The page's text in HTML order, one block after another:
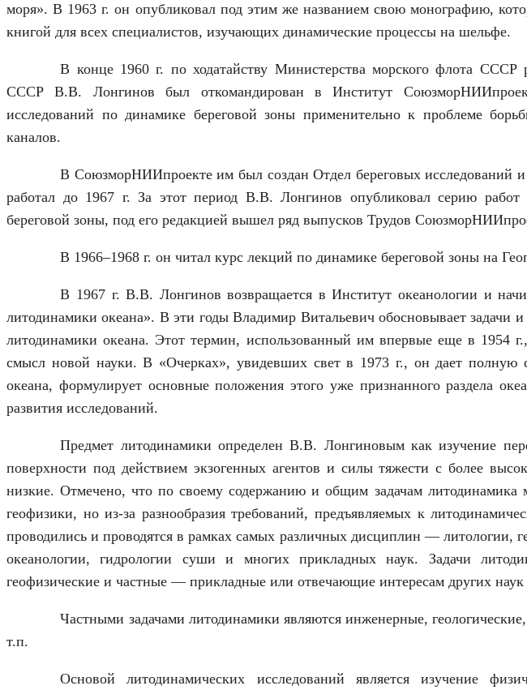
моря». В 1963 г. он опубликовал под этим же названием свою монографию,
книгой для всех специалистов, изучающих динамические процессы на шельфе.
В конце 1960 г. по ходатайству Министерства морского флота
СССР В.В. Лонгинов был откомандирован в Институт СоюзморНИИпроект
исследований по динамике береговой зоны применительно к проблеме
каналов.
В СоюзморНИИпроекте им был создан Отдел береговых исследований
работал до 1967 г. За этот период В.В. Лонгинов опубликовал серию
береговой зоны, под его редакцией вышел ряд выпусков Трудов
В 1966–1968 г. он читал курс лекций по динамике береговой зоны на
В 1967 г. В.В. Лонгинов возвращается в Институт океанологии и
литодинамики океана». В эти годы Владимир Витальевич обосновывает
литодинамики океана. Этот термин, использованный им впервые еще в 1954
смысл новой науки. В «Очерках», увидевших свет в 1973 г., он дает полную
океана, формулирует основные положения этого уже признанного раздела
развития исследований.
Предмет литодинамики определен В.В. Лонгиновым как изучение
поверхности под действием экзогенных агентов и силы тяжести с более
низкие. Отмечено, что по своему содержанию и общим задачам литодинамика
геофизики, но из-за разнообразия требований, предъявляемых к
проводились и проводятся в рамках самых различных дисциплин — литологии,
океанологии, гидрологии суши и многих прикладных наук. Задачи
геофизические и частные — прикладные или отвечающие интересам других наук
Частными задачами литодинамики являются инженерные,
т.п.
Основой литодинамических исследований является изучение